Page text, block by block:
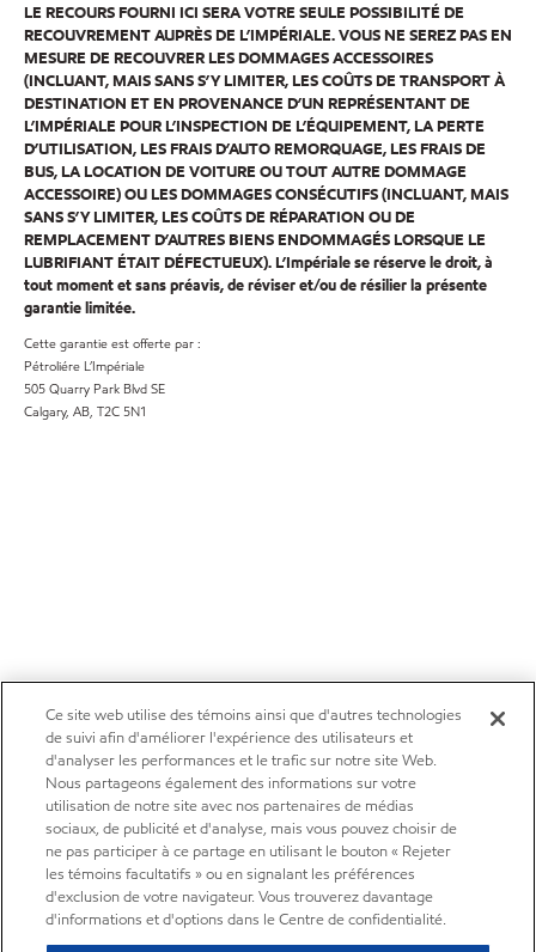
LE RECOURS FOURNI ICI SERA VOTRE SEULE POSSIBILITÉ DE
RECOUVREMENT AUPRÈS DE L’IMPÉRIALE. VOUS NE SEREZ PAS EN
MESURE DE RECOUVRER LES DOMMAGES ACCESSOIRES
(INCLUANT, MAIS SANS S’Y LIMITER, LES COÛTS DE TRANSPORT À
DESTINATION ET EN PROVENANCE D’UN REPRÉSENTANT DE
L’IMPÉRIALE POUR L’INSPECTION DE L’ÉQUIPEMENT, LA PERTE
D’UTILISATION, LES FRAIS D’AUTO REMORQUAGE, LES FRAIS DE
BUS, LA LOCATION DE VOITURE OU TOUT AUTRE DOMMAGE
ACCESSOIRE) OU LES DOMMAGES CONSÉCUTIFS (INCLUANT, MAIS
SANS S’Y LIMITER, LES COÛTS DE RÉPARATION OU DE
REMPLACEMENT D’AUTRES BIENS ENDOMMAGÉS LORSQUE LE
LUBRIFIANT ÉTAIT DÉFECTUEUX). L’Impériale se réserve le droit, à
tout moment et sans préavis, de réviser et/ou de résilier la présente
garantie limitée.
Cette garantie est offerte par :
Pétroliére L’Impériale
505 Quarry Park Blvd SE
Calgary, AB, T2C 5N1
Ce site web utilise des témoins ainsi que d'autres technologies
de suivi afin d'améliorer l'expérience des utilisateurs et
d'analyser les performances et le trafic sur notre site Web.
Nous partageons également des informations sur votre
utilisation de notre site avec nos partenaires de médias
sociaux, de publicité et d'analyse, mais vous pouvez choisir de
ne pas participer à ce partage en utilisant le bouton « Rejeter
les témoins facultatifs » ou en signalant les préférences
d'exclusion de votre navigateur. Vous trouverez davantage
d'informations et d'options dans le Centre de confidentialité.